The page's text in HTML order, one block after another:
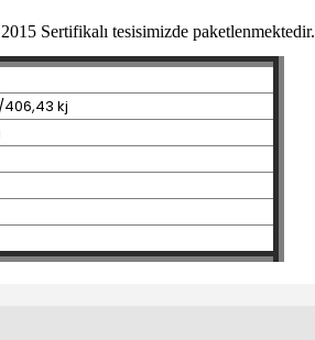
Sertifikalı tesisimizde paketlenmektedir.
kj